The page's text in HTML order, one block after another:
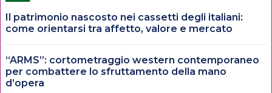
Il patrimonio nascosto nei cassetti degli italiani:
come orientarsi tra affetto, valore e mercato
“ARMS”: cortometraggio western contemporaneo
per combattere lo sfruttamento della mano
d’opera